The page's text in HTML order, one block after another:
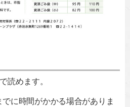
読めます。
に時間がかかる場合がありま